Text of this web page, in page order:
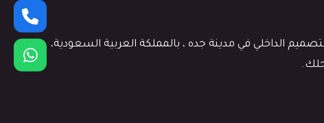
الداخلي في مدينة جده ، بالمملكة العربية السعودية،